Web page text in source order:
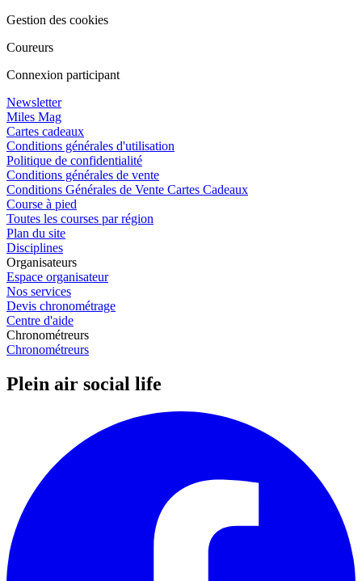
Gestion des cookies
Coureurs
Connexion participant
Newsletter
Miles Mag
Cartes cadeaux
Conditions générales d'utilisation
Politique de confidentialité
Conditions générales de vente
Conditions Générales de Vente Cartes Cadeaux
Course à pied
Toutes les courses par région
Plan du site
Disciplines
Organisateurs
Espace organisateur
Nos services
Devis chronométrage
Centre d'aide
Chronométreurs
Chronométreurs
Plein air social life